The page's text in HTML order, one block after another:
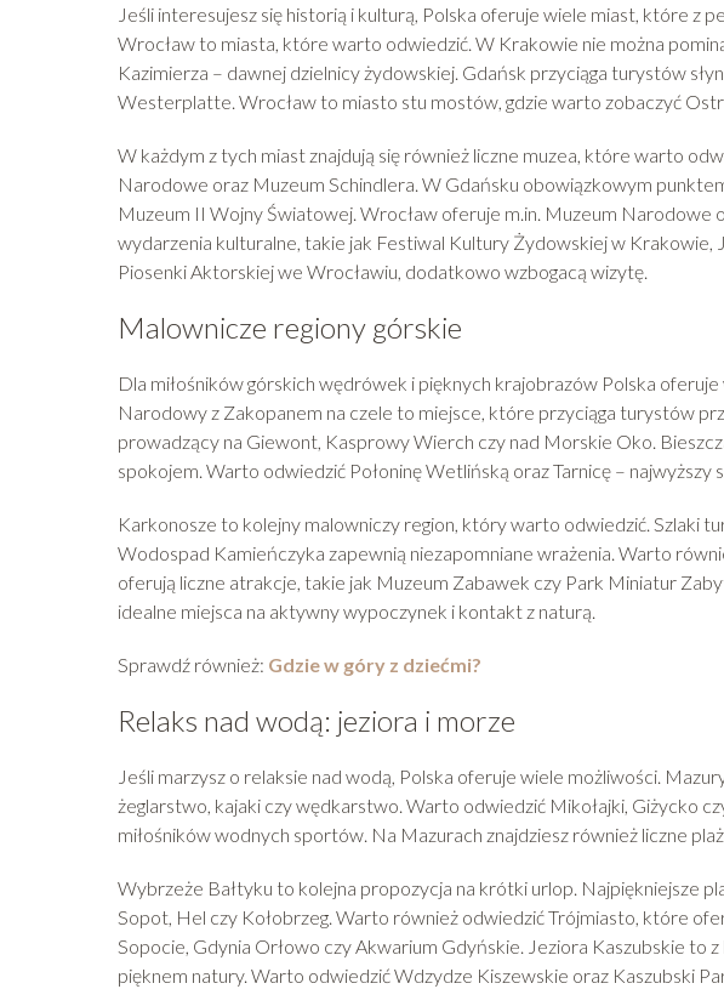
Jeśli interesujesz się historią i kulturą, Polska oferuje wiele miast, które z
Wrocław to miasta, które warto odwiedzić. W Krakowie nie można
Kazimierza – dawnej dzielnicy żydowskiej. Gdańsk przyciąga turystów
Westerplatte. Wrocław to miasto stu mostów, gdzie warto zobaczyć
W każdym z tych miast znajdują się również liczne muzea, które warto
Narodowe oraz Muzeum Schindlera. W Gdańsku obowiązkowym
Muzeum II Wojny Światowej. Wrocław oferuje m.in. Muzeum Narodowe
wydarzenia kulturalne, takie jak Festiwal Kultury Żydowskiej w Krakowie,
Piosenki Aktorskiej we Wrocławiu, dodatkowo wzbogacą wizytę.
Malownicze regiony górskie
Dla miłośników górskich wędrówek i pięknych krajobrazów Polska
Narodowy z Zakopanem na czele to miejsce, które przyciąga turystów
prowadzący na Giewont, Kasprowy Wierch czy nad Morskie Oko.
spokojem. Warto odwiedzić Połoninę Wetlińską oraz Tarnicę – najwyższy
Karkonosze to kolejny malowniczy region, który warto odwiedzić. Szlaki
Wodospad Kamieńczyka zapewnią niezapomniane wrażenia. Warto
oferują liczne atrakcje, takie jak Muzeum Zabawek czy Park Miniatur
idealne miejsca na aktywny wypoczynek i kontakt z naturą.
Sprawdź również: Gdzie w góry z dziećmi?
Relaks nad wodą: jeziora i morze
Jeśli marzysz o relaksie nad wodą, Polska oferuje wiele możliwości.
żeglarstwo, kajaki czy wędkarstwo. Warto odwiedzić Mikołajki, Giżycko
miłośników wodnych sportów. Na Mazurach znajdziesz również liczne
Wybrzeże Bałtyku to kolejna propozycja na krótki urlop. Najpiękniejsze
Sopot, Hel czy Kołobrzeg. Warto również odwiedzić Trójmiasto, które
Sopocie, Gdynia Orłowo czy Akwarium Gdyńskie. Jeziora Kaszubskie to
pięknem natury. Warto odwiedzić Wdzydze Kiszewskie oraz Kaszubski